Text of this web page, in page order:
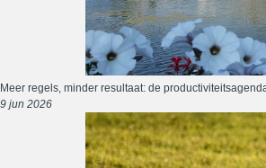
Meer regels, minder resultaat: de
9 jun 2026